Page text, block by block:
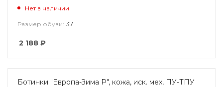
Нет в наличии
Размер обуви: 37
2 188 ₽
Ботинки "Европа-Зима Р", кожа, иск. мех, ПУ-ТПУ